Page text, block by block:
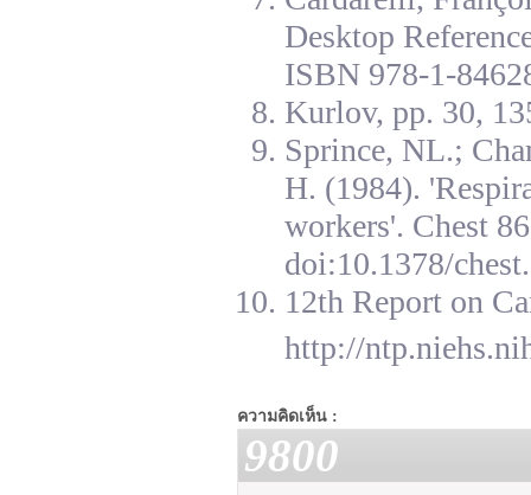
Desktop
ISBN 978-1-
Kurlov, pp. 30,
Sprince, NL.;
H. (1984).
workers'. Chest
doi:10.1378/
12th Report on
http://
ความคิดเห็น :
9800